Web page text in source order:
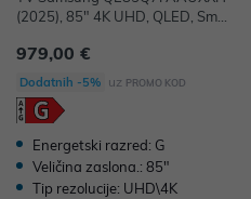
(2025), 85" 4K UHD, QLED, Smar
979,00 €
Dodatnih -5% uz PROMO KOD
Energetski razred: G
Veličina zaslona.: 85"
Tip rezolucije: UHD\4K